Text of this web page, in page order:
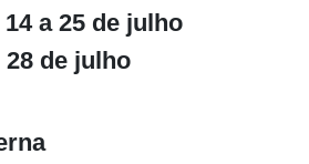
a 25 de julho
de julho